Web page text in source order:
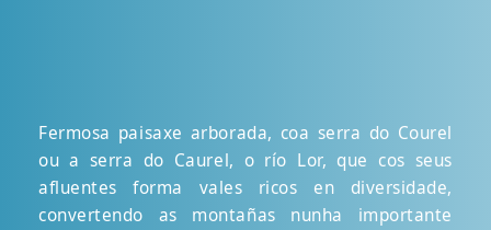
Fermosa paisaxe arborada, coa serra do Courel
ou a serra do Caurel, o río Lor, que cos seus
afluentes forma vales ricos en diversidade,
convertendo as montañas nunha importante